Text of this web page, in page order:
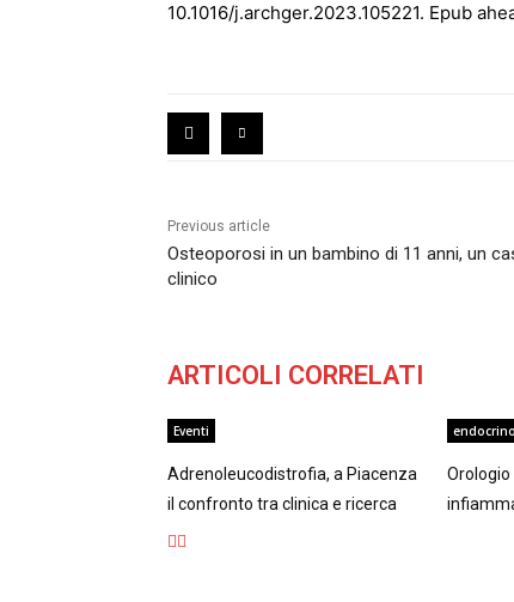
10.1016/j.archger.2023.105221. Epub
Previous article
Osteoporosi in un bambino di 11 anni, un
clinico
ARTICOLI CORRELATI
Eventi
Adrenoleucodistrofia, a Piacenza
il confronto tra clinica e ricerca
Orologio